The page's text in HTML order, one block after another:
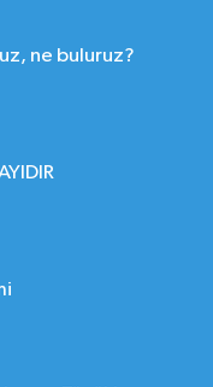
ne buluruz?